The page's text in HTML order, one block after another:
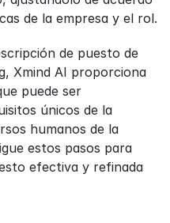
de la empresa y el rol.
de puesto de
Xmind AI proporciona
puede ser
únicos de la
humanos de la
estos pasos para
efectiva y refinada